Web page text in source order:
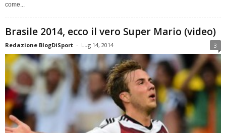
come...
Brasile 2014, ecco il vero Super Mario (video)
Redazione BlogDiSport - Lug 14, 2014 3